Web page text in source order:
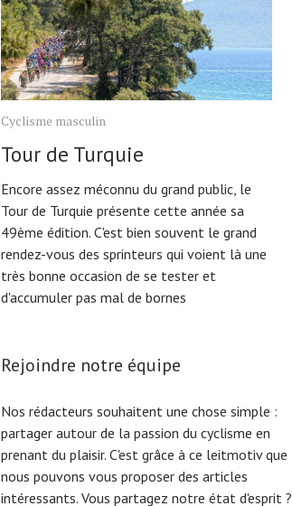
Cyclisme masculin
Tour de Turquie
Encore assez méconnu du grand public, le
Tour de Turquie présente cette année sa
49ème édition. C'est bien souvent le grand
rendez-vous des sprinteurs qui voient là une
très bonne occasion de se tester et
d'accumuler pas mal de bornes
Rejoindre notre équipe
Nos rédacteurs souhaitent une chose simple :
partager autour de la passion du cyclisme en
prenant du plaisir. C'est grâce à ce leitmotiv que
nous pouvons vous proposer des articles
intéressants. Vous partagez notre état d'esprit ?